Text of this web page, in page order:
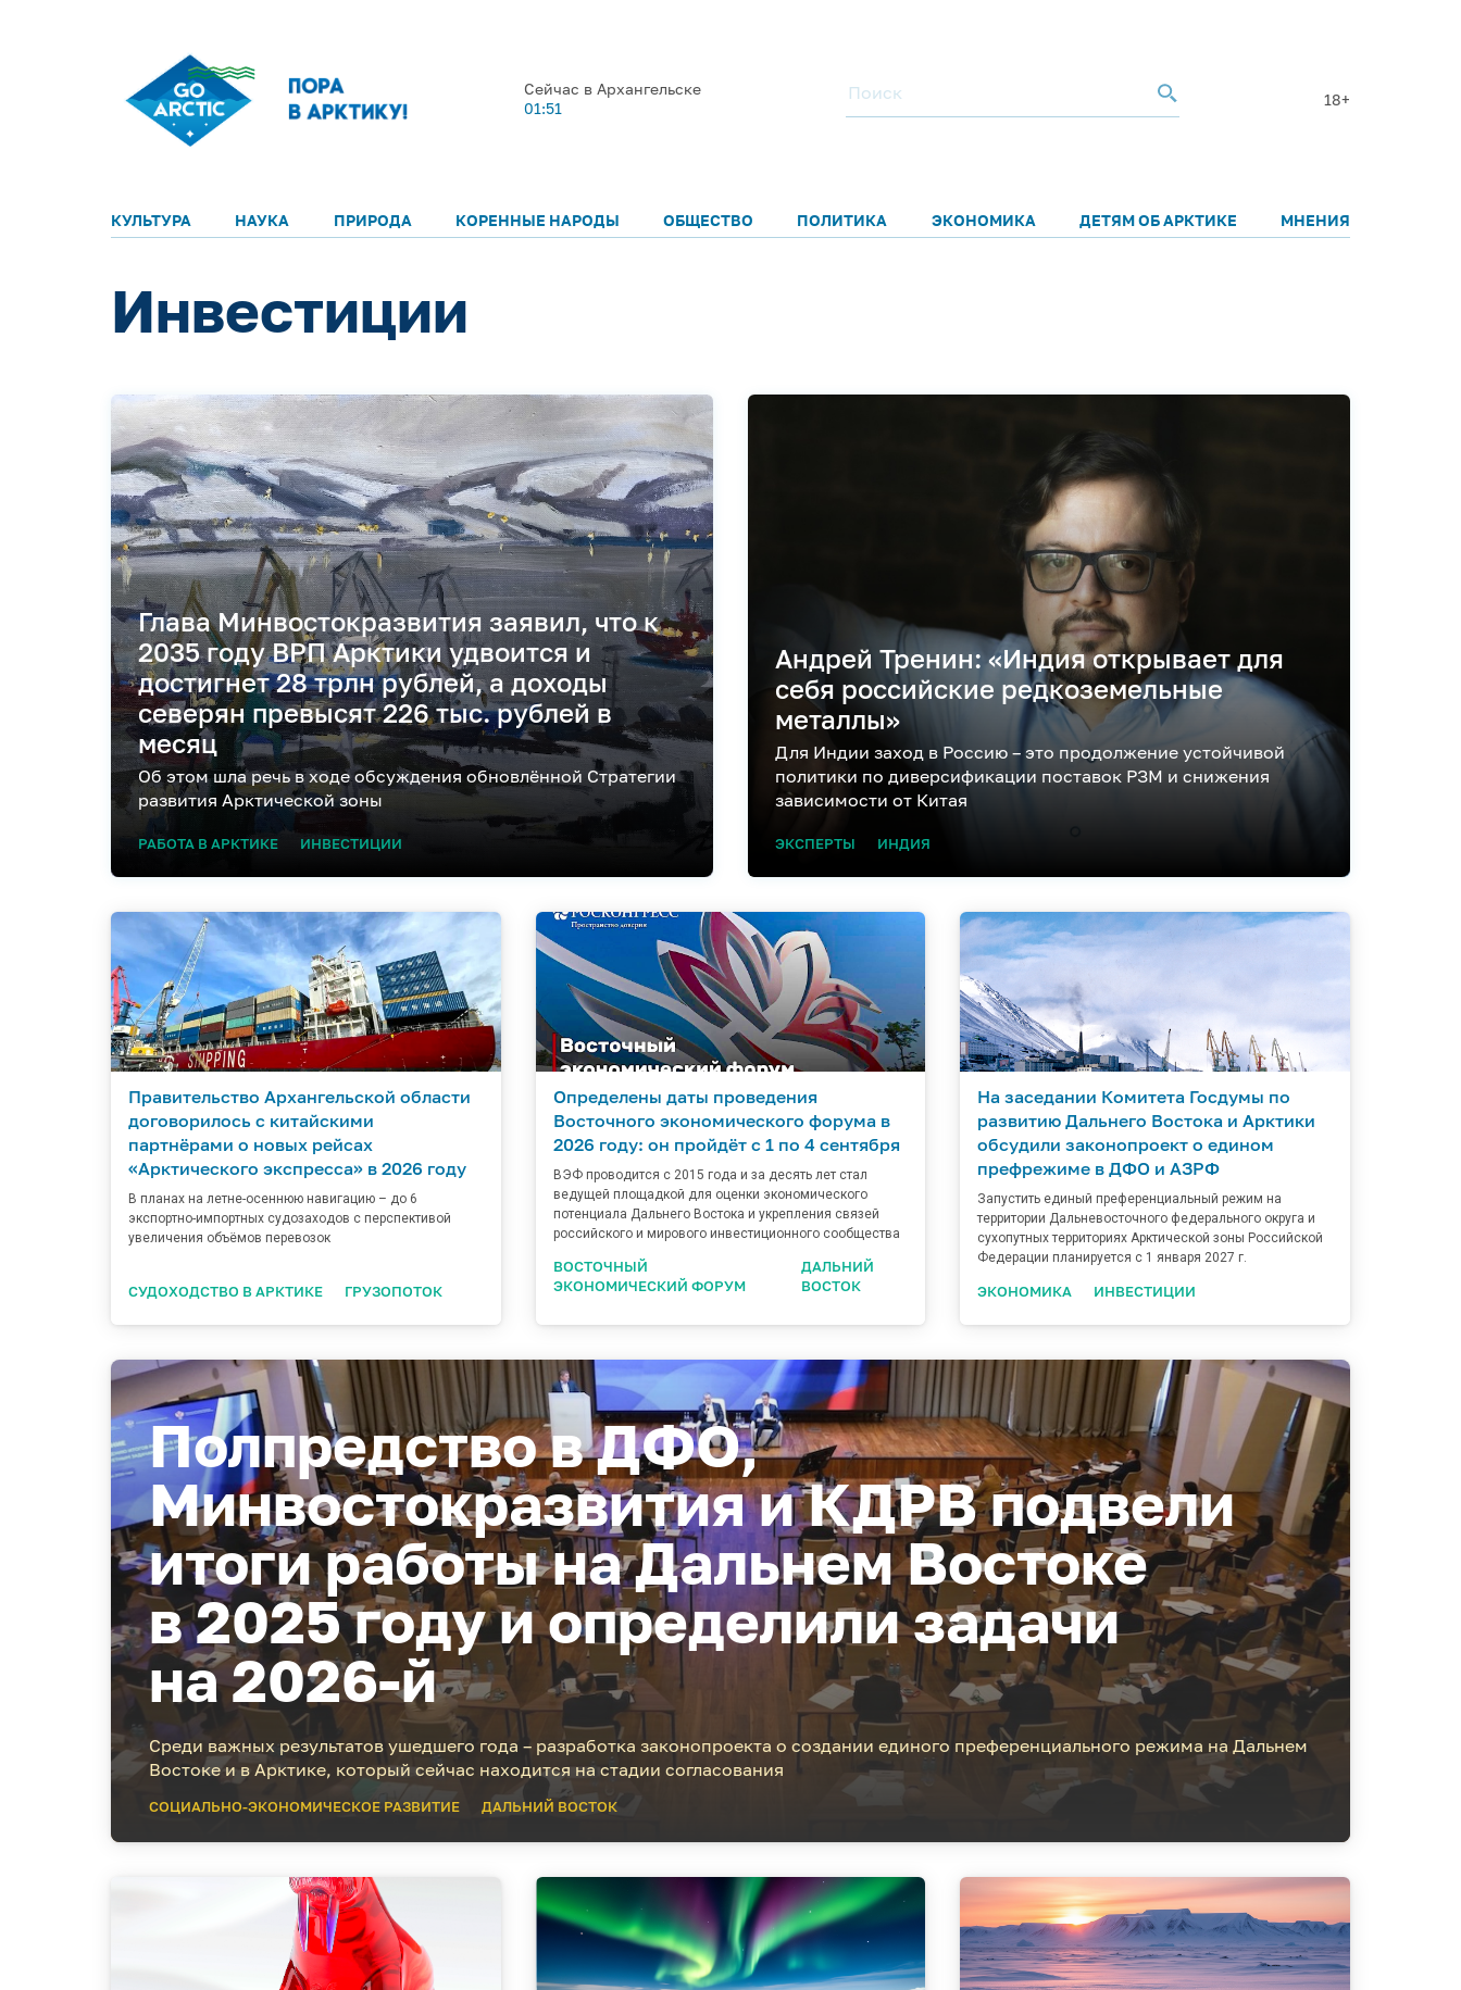
Сейчас в Архангельске
01:51
18+
КУЛЬТУРА НАУКА ПРИРОДА КОРЕННЫЕ НАРОДЫ ОБЩЕСТВО ПОЛИТИКА ЭКОНОМИКА ДЕТЯМ ОБ АРКТИКЕ МНЕНИЯ
Инвестиции
Глава Минвостокразвития заявил, что к
2035 году ВРП Арктики удвоится и
достигнет 28 трлн рублей, а доходы
северян превысят 226 тыс. рублей в
месяц
Об этом шла речь в ходе обсуждения обновлённой Стратегии
развития Арктической зоны
РАБОТА В АРКТИКЕ ИНВЕСТИЦИИ
Андрей Тренин: «Индия открывает для
себя российские редкоземельные
металлы»
Для Индии заход в Россию – это продолжение устойчивой
политики по диверсификации поставок РЗМ и снижения
зависимости от Китая
ЭКСПЕРТЫ ИНДИЯ
Правительство Архангельской области
договорилось с китайскими
партнёрами о новых рейсах
«Арктического экспресса» в 2026 году
В планах на летне-осеннюю навигацию – до 6
экспортно-импортных судозаходов с перспективой
увеличения объёмов перевозок
СУДОХОДСТВО В АРКТИКЕ ГРУЗОПОТОК
Определены даты проведения
Восточного экономического форума в
2026 году: он пройдёт с 1 по 4 сентября
ВЭФ проводится с 2015 года и за десять лет стал
ведущей площадкой для оценки экономического
потенциала Дальнего Востока и укрепления связей
российского и мирового инвестиционного сообщества
ВОСТОЧНЫЙ
ЭКОНОМИЧЕСКИЙ ФОРУМ
ДАЛЬНИЙ
ВОСТОК
На заседании Комитета Госдумы по
развитию Дальнего Востока и Арктики
обсудили законопроект о едином
префрежиме в ДФО и АЗРФ
Запустить единый преференциальный режим на
территории Дальневосточного федерального округа и
сухопутных территориях Арктической зоны Российской
Федерации планируется с 1 января 2027 г.
ЭКОНОМИКА ИНВЕСТИЦИИ
Полпредство в ДФО,
Минвостокразвития и КДРВ подвели
итоги работы на Дальнем Востоке
в 2025 году и определили задачи
на 2026-й
Среди важных результатов ушедшего года – разработка законопроекта о создании единого преференциального режима на Дальнем
Востоке и в Арктике, который сейчас находится на стадии согласования
СОЦИАЛЬНО-ЭКОНОМИЧЕСКОЕ РАЗВИТИЕ ДАЛЬНИЙ ВОСТОК